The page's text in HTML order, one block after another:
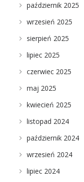
październik 2025
wrzesień 2025
sierpień 2025
lipiec 2025
czerwiec 2025
maj 2025
kwiecień 2025
listopad 2024
październik 2024
wrzesień 2024
lipiec 2024